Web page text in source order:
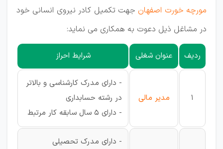
مورچه خورت اصفهان جهت تکمیل کادر نیروی انسانی خود
در مشاغل ذیل دعوت به همکاری می نماید:
ردیف عنوان شغلی شرایط احراز
1 مدیر مالی
- دارای مدرک کارشناسی و بالاتر
در رشته حسابداری
- دارای 5 سال سابقه کار مرتبط
- دارای مدرک تحصیلی